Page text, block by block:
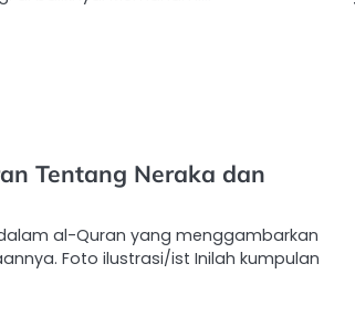
Tentang Neraka dan
al-Quran yang menggambarkan
Foto ilustrasi/ist Inilah kumpulan